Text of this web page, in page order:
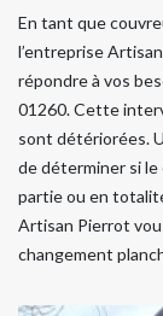
En tant que
l’entreprise
répondre à vos
01260. Cette
sont détériorées.
de déterminer si le
partie ou en
Artisan Pierrot
changement